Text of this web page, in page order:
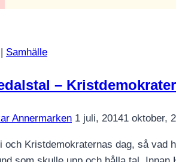
Samhälle
–
Annermarken 1 juli, 20141 oktober,
och Kristdemokraternas dag, så vad